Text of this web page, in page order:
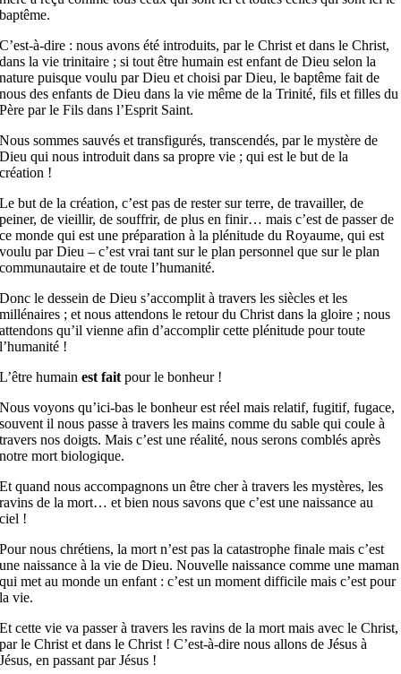
baptême.
C’est-à-dire : nous avons été introduits, par le Christ et dans le Christ,
dans la vie trinitaire ; si tout être humain est enfant de Dieu selon la
nature puisque voulu par Dieu et choisi par Dieu, le baptême fait de
nous des enfants de Dieu dans la vie même de la Trinité, fils et filles du
Père par le Fils dans l’Esprit Saint.
Nous sommes sauvés et transfigurés, transcendés, par le mystère de
Dieu qui nous introduit dans sa propre vie ; qui est le but de la
création !
Le but de la création, c’est pas de rester sur terre, de travailler, de
peiner, de vieillir, de souffrir, de plus en finir… mais c’est de passer de
ce monde qui est une préparation à la plénitude du Royaume, qui est
voulu par Dieu – c’est vrai tant sur le plan personnel que sur le plan
communautaire et de toute l’humanité.
Donc le dessein de Dieu s’accomplit à travers les siècles et les
millénaires ; et nous attendons le retour du Christ dans la gloire ; nous
attendons qu’il vienne afin d’accomplir cette plénitude pour toute
l’humanité !
L’être humainest fait pour le bonheur !
Nous voyons qu’ici-bas le bonheur est réel mais relatif, fugitif, fugace,
souvent il nous passe à travers les mains comme du sable qui coule à
travers nos doigts. Mais c’est une réalité, nous serons comblés après
notre mort biologique.
Et quand nous accompagnons un être cher à travers les mystères, les
ravins de la mort… et bien nous savons que c’est une naissance au
ciel !
Pour nous chrétiens, la mort n’est pas la catastrophe finale mais c’est
une naissance à la vie de Dieu. Nouvelle naissance comme une maman
qui met au monde un enfant : c’est un moment difficile mais c’est pour
la vie.
Et cette vie va passer à travers les ravins de la mort mais avec le Christ,
par le Christ et dans le Christ ! C’est-à-dire nous allons de Jésus à
Jésus, en passant par Jésus !